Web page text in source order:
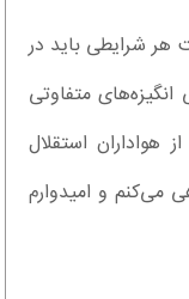
تحت هر شرایطی باید در
متفاوتی
هواداران استقلال
می‌کنم و امیدوارم